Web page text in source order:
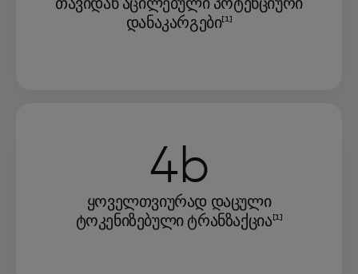
თავიდან აცილებული პოტენციური
დანაკარგები[1]
4b
ყოველთვიურად დაცული
ტოკენიზებული ტრანზაქცია [1]